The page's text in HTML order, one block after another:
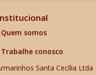
Quem somos
Trabalhe conosco
Santa Cecília